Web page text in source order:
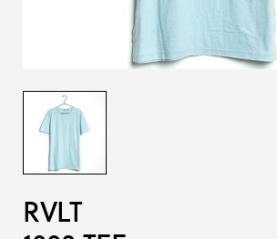
RVLT